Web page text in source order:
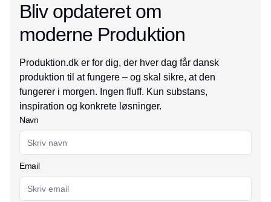
Bliv opdateret om
moderne Produktion
Produktion.dk er for dig, der hver dag får dansk
produktion til at fungere – og skal sikre, at den
fungerer i morgen. Ingen fluff. Kun substans,
inspiration og konkrete løsninger.
Navn
Email